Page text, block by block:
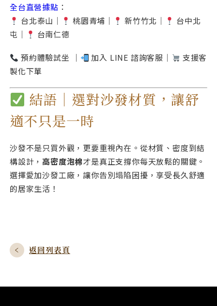
全台直營據點 ：
台北泰山｜
桃園青埔｜ 新竹竹北｜
台中北
屯｜
台南仁德
預約體驗試坐 ｜
加入 LINE 諮詢客服｜
支援客
製化下單
結語｜選對沙發材質，讓舒
適不只是一時
沙發不是只買外觀，更要重視內在。從材質、密度到結
構設計，高密度泡棉才是真正支撐你每天放鬆的關鍵。
選擇愛加沙發工廠，讓你告別塌陷困擾，享受長久舒適
的居家生活！
返回列表頁